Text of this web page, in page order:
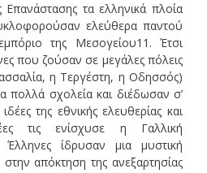
Επανάστασης τα ελληνικά πλοία
ελεύθερα παντού
της Μεσογείου11. Έτσι
που ζούσαν σε μεγάλες πόλεις
η Τεργέστη, η Οδησσός)
πολλά σχολεία και διέδωσαν σ’
της εθνικής ελευθερίας και
τις ενίσχυσε η Γαλλική
ίδρυσαν μια μυστική
απόκτηση της ανεξαρτησίας